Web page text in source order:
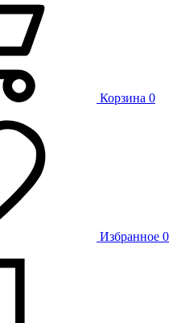
Корзина 0
Избранное 0